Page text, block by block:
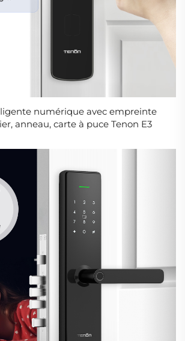
numérique avec empreinte
anneau, carte à puce Tenon E3